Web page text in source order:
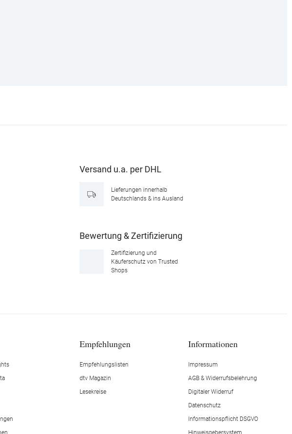
Versand u.a. per DHL
Lieferungen innerhalb
Deutschlands & ins Ausland
Bewertung & Zertifizierung
Zertifizierung und
Käuferschutz von Trusted
Shops
Empfehlungen
Empfehlungslisten
dtv Magazin
Lesekreise
Informationen
Impressum
AGB & Widerrufsbelehrung
Digitaler Widerruf
Datenschutz
Informationspflicht DSGVO
Hinweisgebersystem